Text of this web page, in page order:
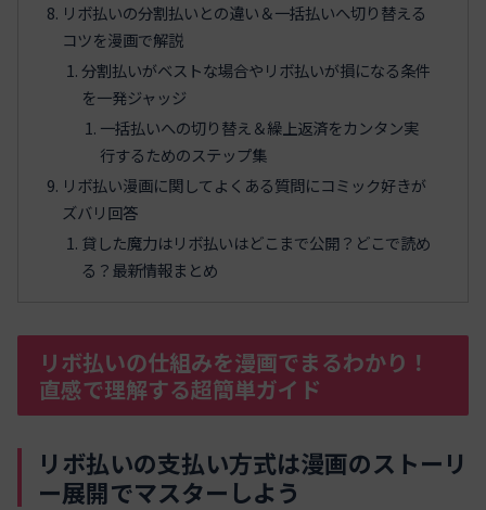
リボ払いの分割払いとの違い＆一括払いへ切り替える
コツを漫画で解説
分割払いがベストな場合やリボ払いが損になる条件
を一発ジャッジ
一括払いへの切り替え＆繰上返済をカンタン実
行するためのステップ集
リボ払い漫画に関してよくある質問にコミック好きが
ズバリ回答
貸した魔力はリボ払いはどこまで公開？どこで読め
る？最新情報まとめ
リボ払いの仕組みを漫画でまるわかり！
直感で理解する超簡単ガイド
リボ払いの支払い方式は漫画のストーリ
ー展開でマスターしよう